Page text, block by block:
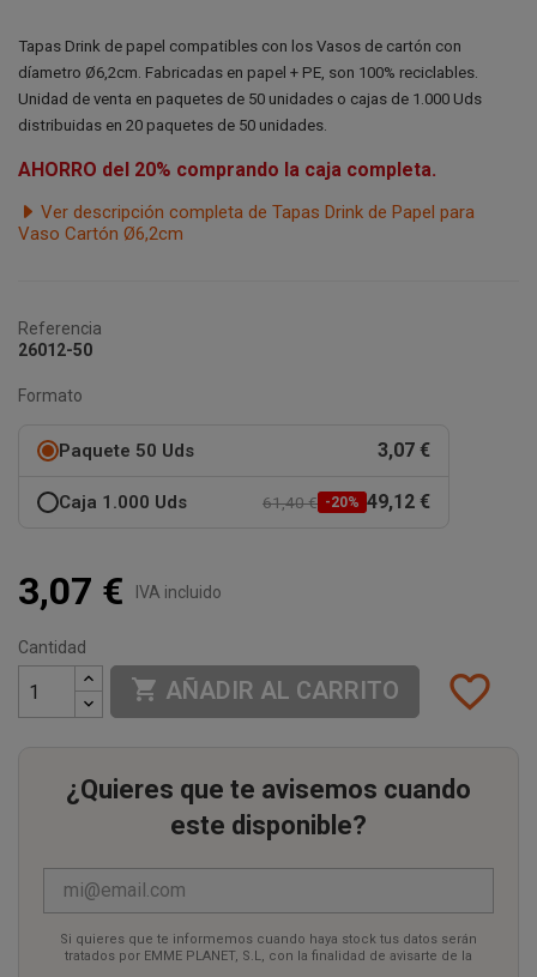
Tapas Drink de papel compatibles con los Vasos de cartón con
díametro Ø6,2cm. Fabricadas en papel + PE, son 100% reciclables.
Unidad de venta en paquetes de 50 unidades o cajas de 1.000 Uds
distribuidas en 20 paquetes de 50 unidades.
AHORRO del 20% comprando la caja completa.
Ver descripción completa de Tapas Drink de Papel para
Vaso Cartón Ø6,2cm
Referencia
26012-50
Formato
Paquete 50 Uds 3,07 €
Caja 1.000 Uds 61,40 € -20% 49,12 €
3,07 € IVA incluido
Cantidad
 AÑADIR AL CARRITO favorite_border
¿Quieres que te avisemos cuando
este disponible?
Si quieres que te informemos cuando haya stock tus datos serán
tratados por EMME PLANET, S.L, con la finalidad de avisarte de la